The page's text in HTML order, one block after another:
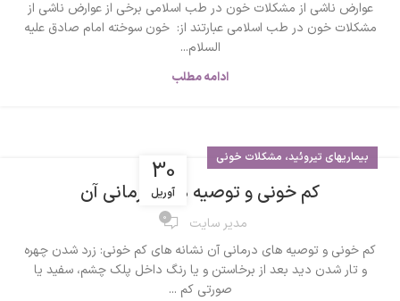
عوارض ناشی از مشکلات خون در طب اسلامی برخی از عوارض ناشی از
مشکلات خون در طب اسلامی عبارتند از: خون سوخته امام صادق علیه
السلام...
ادامه مطلب
30
آوریل
بیماریهای تیروئید، مشکلات خونی
کم خونی و توصیه های درمانی آن
مدیر سایت 0
کم خونی و توصیه های درمانی آن نشانه های کم خونی: زرد شدن چهره
و تار شدن دید بعد از برخاستن و یا رنگ داخل پلک چشم، سفید یا
صورتی کم ...